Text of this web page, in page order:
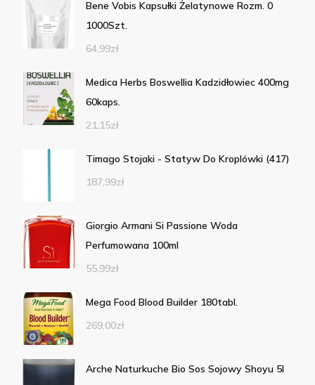
Bene Vobis Kapsułki Żelatynowe Rozm. 0
1000Szt.
64,99zł
Medica Herbs Boswellia Kadzidłowiec 400mg
60kaps.
21,15zł
Timago Stojaki - Statyw Do Kroplówki (417)
187,99zł
Giorgio Armani Si Passione Woda
Perfumowana 100ml
55,99zł
Mega Food Blood Builder 180tabl.
269,00zł
Arche Naturkuche Bio Sos Sojowy Shoyu 5l